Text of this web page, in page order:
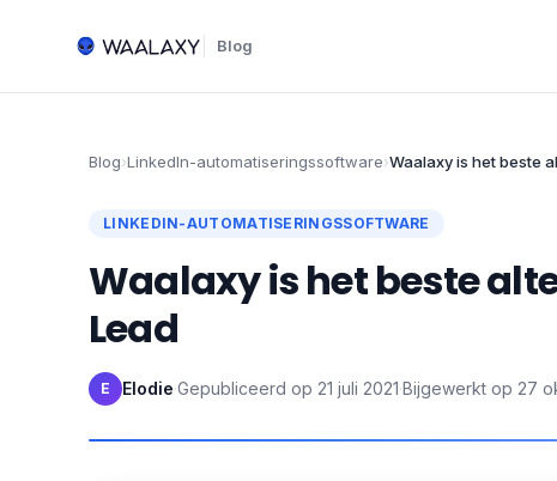
Blog
Blog›LinkedIn-automatiseringssoftware›Waalaxy is het beste
LINKEDIN-AUTOMATISERINGSSOFTWARE
Waalaxy is het beste
Lead
E Elodie·Gepubliceerd op 21 juli 2021·Bijgewerkt op 27